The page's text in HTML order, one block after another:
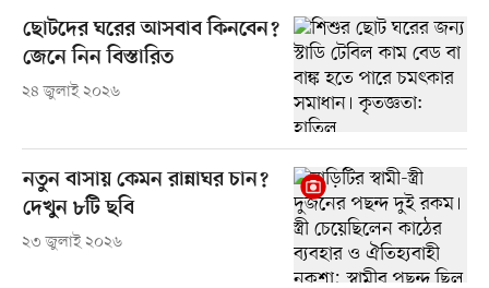
ছোটদের ঘরের আসবাব কিনবেন?
জেনে নিন বিস্তারিত
২৪ জুলাই ২০২৬
নতুন বাসায় কেমন রান্নাঘর চান?
দেখুন ৮টি ছবি
২৩ জুলাই ২০২৬